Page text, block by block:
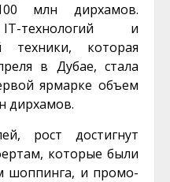
млн дирхамов.
технологий и
техники, которая
в Дубае, стала
ярмарке объем
дирхамов.
рост достигнут
которые были
шоппинга, и промо-